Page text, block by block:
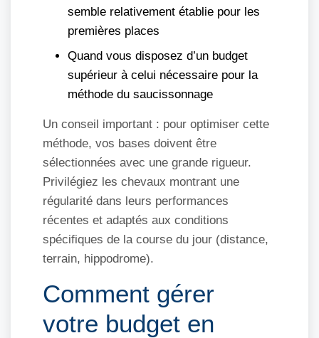
semble relativement établie pour les
premières places
Quand vous disposez d’un budget
supérieur à celui nécessaire pour la
méthode du saucissonnage
Un conseil important : pour optimiser cette
méthode, vos bases doivent être
sélectionnées avec une grande rigueur.
Privilégiez les chevaux montrant une
régularité dans leurs performances
récentes et adaptés aux conditions
spécifiques de la course du jour (distance,
terrain, hippodrome).
Comment gérer
votre budget en